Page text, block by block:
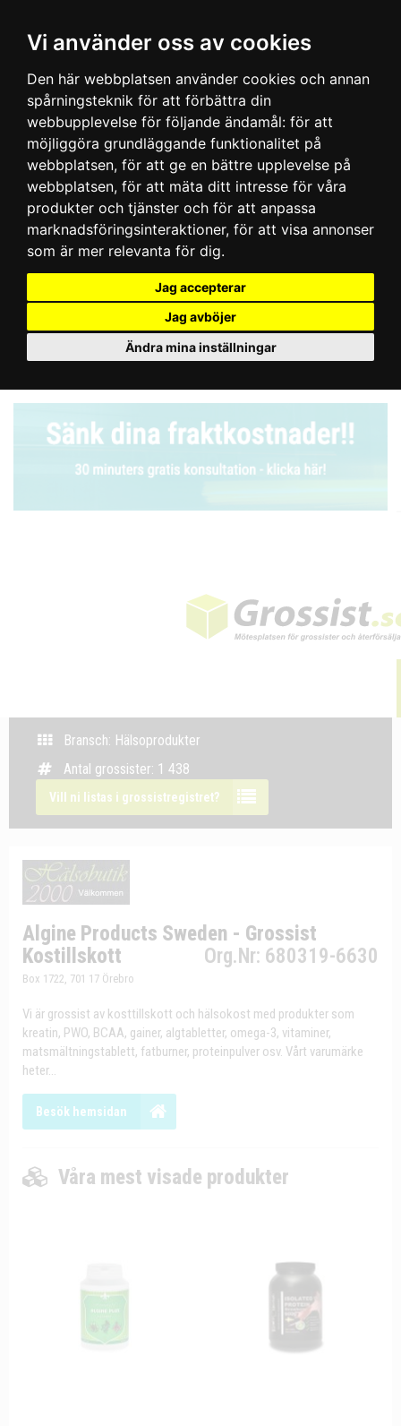
Vi använder oss av cookies
Den här webbplatsen använder cookies och annan
spårningsteknik för att förbättra din
webbupplevelse för följande ändamål: för att
möjliggöra grundläggande funktionalitet på
webbplatsen, för att ge en bättre upplevelse på
webbplatsen, för att mäta ditt intresse för våra
produkter och tjänster och för att anpassa
marknadsföringsinteraktioner, för att visa annonser
som är mer relevanta för dig.
Jag accepterar
Jag avböjer
Ändra mina inställningar
Bransch: Hälsoprodukter
Antal grossister: 1 438
Vill ni listas i grossistregistret?
Algine Products Sweden - Grossist
Kostillskott
Org.Nr: 680319-6630
Box 1722, 701 17 Örebro
Vi är grossist av kosttillskott och hälsokost med produkter som
kreatin, PWO, BCAA, gainer, algtabletter, omega-3, vitaminer,
matsmältningstablett, fatburner, proteinpulver osv. Vårt varumärke
heter...
Besök hemsidan
Våra mest visade produkter